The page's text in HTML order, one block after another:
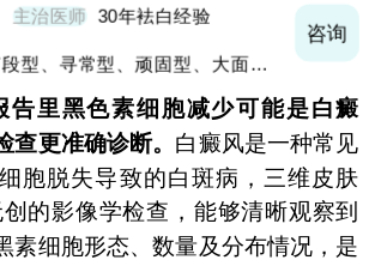
主治医师 30年袪白经验
型、寻常型、顽固型、大面积白
咨询
里黑色素细胞减少可能是白癜
查更准确诊断。 白癜风是一种常见
胞脱失导致的白斑病，三维皮肤
的影像学检查，能够清晰观察到
素细胞形态、数量及分布情况，是